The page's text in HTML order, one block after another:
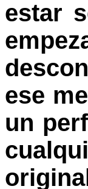
estar
ese
un